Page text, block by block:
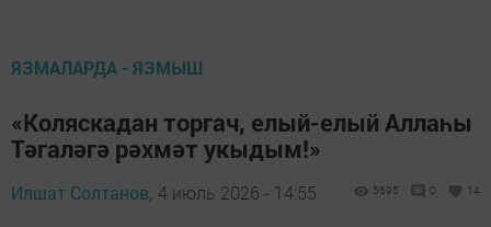
ЯЗМАЛАРДА - ЯЗМЫШ
«Коляскадан торгач, елый-елый Аллаһы
Тәгаләгә рәхмәт укыдым!»
Илшат Солтанов, 4 июль 2026 - 14:55 5695 0 14